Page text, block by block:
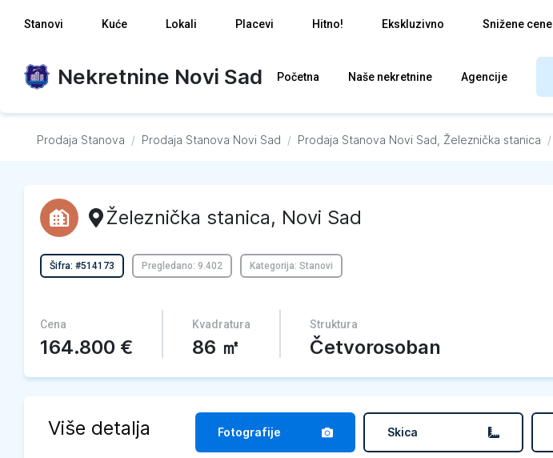
Stanovi Kuće Lokali Placevi Hitno! Ekskluzivno Snižene cene
Nekretnine Novi Sad Početna Naše nekretnine Agencije
Prodaja Stanova / Prodaja Stanova Novi Sad / Prodaja Stanova Novi Sad, Železnička stanica /
Železnička stanica, Novi Sad
Šifra: #514173 Pregledano: 9.402 Kategorija: Stanovi
Cena
164.800 €
Kvadratura
86 ㎡
Struktura
Četvorosoban
Više detalja Fotografije Skica